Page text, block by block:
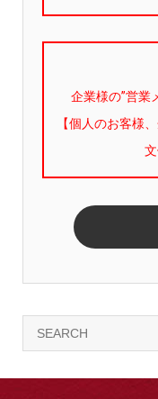
企業様の”営業
【個人のお客様